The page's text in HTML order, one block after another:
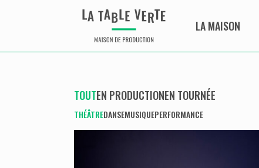
LA MAISON
TOUTEN PRODUCTIONEN TOURNÉE
THÉÂTREDANSEMUSIQUEPERFORMANCE